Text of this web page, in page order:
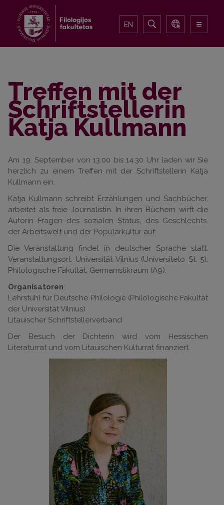
EN
Treffen mit der
Schriftstellerin
Katja Kullmann
Am 19. September von 13.00 bis 14.30 Uhr laden wir Sie
herzlich zu einem Treffen mit der Schriftstellerin Katja
Kullmann ein.
Katja Kullmann schreibt Erzählungen und Sachbücher,
arbeitet als freie Journalistin. In ihren Büchern wirft die
Autorin Fragen des sozialen Status, des Geschlechts,
der Arbeitswelt und der Populärkultur auf.
Die Veranstaltung findet in deutscher Sprache statt.
Veranstaltungsort: Universität Vilnius (Universiteto St. 5),
Philologische Fakultät, Germanistikraum (A9).
Organisatoren:
Lehrstuhl für Deutsche Philologie (Philologische Fakultät
der Universität Vilnius)
Litauischer Schriftstellerverband
Der Besuch der Dichterin wird vom Hessischen
Literaturrat und vom Litauischen Kulturrat finanziert.